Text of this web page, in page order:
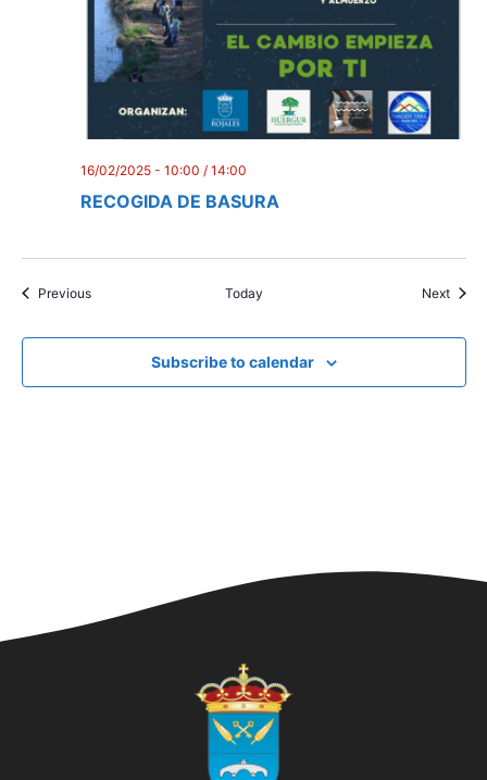
RECOGIDA DE BASURA
16/02/2025 - 10:00 / 14:00
PreviousEvents Today Next
Subscribe to calendar